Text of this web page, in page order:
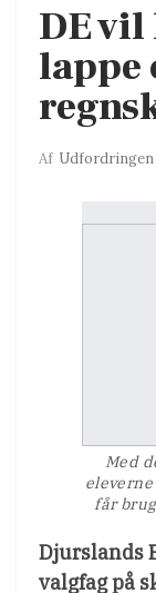
DE
lappe
Af Udfordringen
Med
får
Djurslands
valgfag på